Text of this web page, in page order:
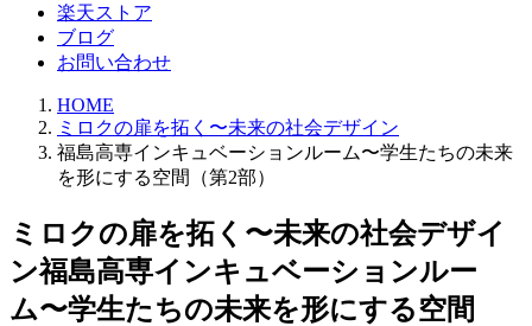
楽天ストア
ブログ
お問い合わせ
HOME
ミロクの扉を拓く〜未来の社会デザイン
福島高専インキュベーションルーム〜学生たちの未来
を形にする空間（第2部）
ミロクの扉を拓く〜未来の社会デザイ
ン福島高専インキュベーションルー
ム〜学生たちの未来を形にする空間